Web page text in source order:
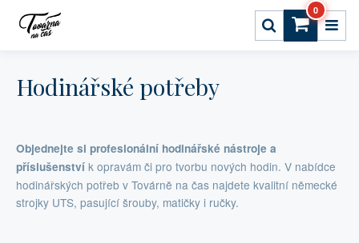
0
Hodinářské potřeby
Objednejte si profesionální hodinářské nástroje a
příslušenství k opravám či pro tvorbu nových hodin. V nabídce
hodinářských potřeb v Továrně na čas najdete kvalitní německé
strojky UTS, pasující šrouby, matičky i ručky.